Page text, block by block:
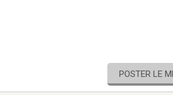
POSTER LE